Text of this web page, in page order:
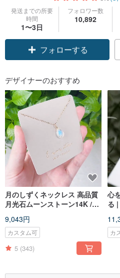
発送までの所要
時間
1〜3日
フォロワー数
10,892
クーポン取得
デザイナーのおすすめ
月のしずくネックレス 高品質
月光石ムーンストーン14K /
9,043円
カスタム可
5 (343)
心
る
カ